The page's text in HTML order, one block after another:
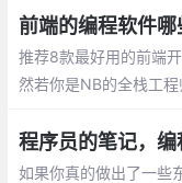
何技能的掌握都是需要
理一些在线运行编程的
前端的编程软件哪
推荐8款最好用的前端
然若你是NB的全栈工
sual Studio Code，简
如果你真的做出了一些